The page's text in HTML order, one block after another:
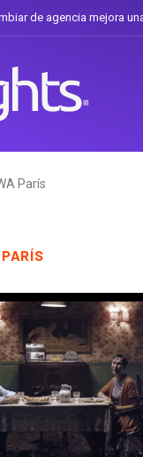
de agencia mejora
París